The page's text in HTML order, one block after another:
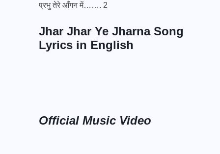
प्रभु तेरे आँगन में……. 2
Jhar Jhar Ye Jharna Song
Lyrics in English
Official Music Video